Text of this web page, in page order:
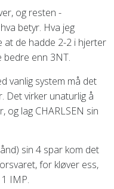
og resten -
betyr. Hva jeg
at de hadde 2-2 i hjerter
enn 3NT.
vanlig system må det
Det virker unaturlig å
og lag CHARLSEN sin
sin 4 spar kom det
for kløver ess,
IMP.